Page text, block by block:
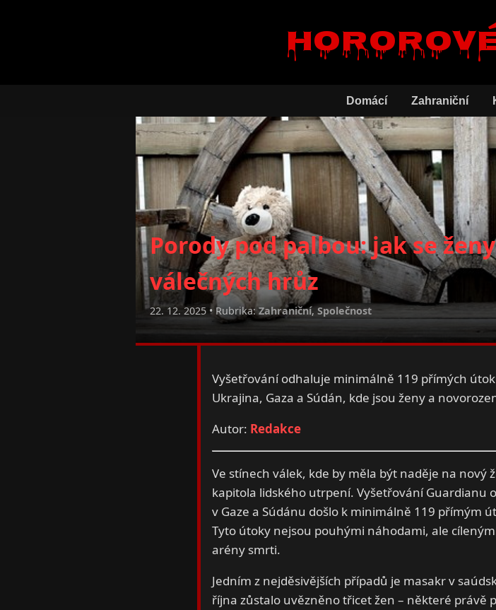
Domácí Zahraniční
Porody pod palbou: jak se
válečných hrůz
22. 12. 2025 • Rubrika:Zahraniční,Společnost
Vyšetřování odhaluje minimálně 119 přímých
Ukrajina, Gaza a Súdán, kde jsou ženy a
Autor: Redakce
Ve stínech válek, kde by měla být naděje na
kapitola lidského utrpení. Vyšetřování Guardianu
v Gaze a Súdánu došlo k minimálně 119 přímým
Tyto útoky nejsou pouhými náhodami, ale
arény smrti.
Jedním z nejděsivějších případů je masakr v
října zůstalo uvězněno třicet žen – některé právě